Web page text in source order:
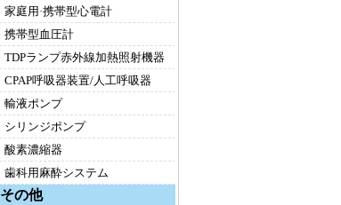
家庭用·携帯型心電計
携帯型血圧計
TDPランプ赤外線加熱照射機器
CPAP呼吸器装置/人工呼吸器
輸液ポンプ
シリンジポンプ
酸素濃縮器
歯科用麻酔システム
その他